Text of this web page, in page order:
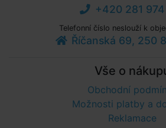
+420 281
Telefonní číslo neslouží k
Říčanská 69, 250
Vše o
Obchodní
Možnosti platby a
Reklamace